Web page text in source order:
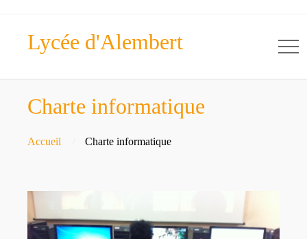
Lycée d'Alembert
Charte informatique
Accueil Charte informatique